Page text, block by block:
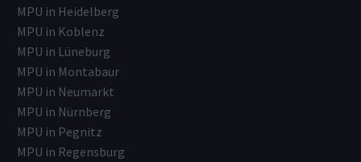
MPU in Heidelberg
MPU in Koblenz
MPU in Lüneburg
MPU in Montabaur
MPU in Neumarkt
MPU in Nürnberg
MPU in Pegnitz
MPU in Regensburg